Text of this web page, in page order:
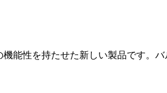
能性を持たせた新しい製品です。